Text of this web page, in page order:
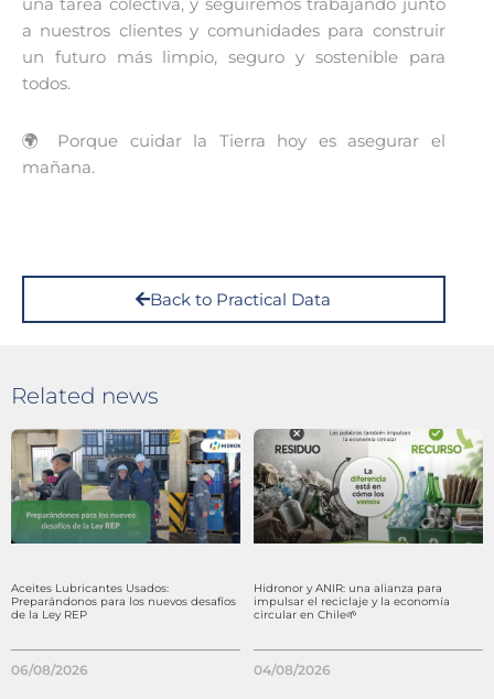
a nuestros clientes y comunidades para construir
un futuro más limpio, seguro y sostenible para
todos.
🌍 Porque cuidar la Tierra hoy es asegurar el
mañana.
Back to Practical Data
Related news
Aceites Lubricantes Usados:
Preparándonos para los nuevos desafíos
de la Ley REP
06/08/2026
Hidronor y ANIR: una alianza para
impulsar el reciclaje y la economía
circular en Chile🌱
04/08/2026